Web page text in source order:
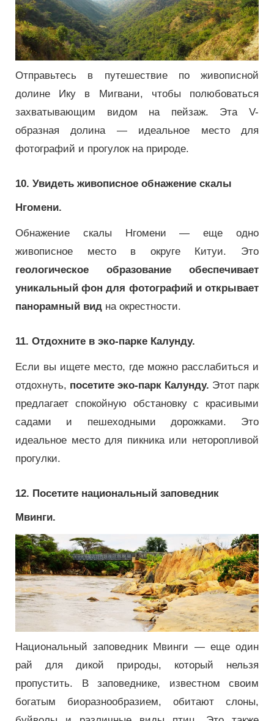
Отправьтесь в путешествие по живописной
долине Ику в Мигвани, чтобы полюбоваться
захватывающим видом на пейзаж. Эта V-
образная долина — идеальное место для
фотографий и прогулок на природе.
10. Увидеть живописное обнажение скалы
Нгомени.
Обнажение скалы Нгомени — еще одно
живописное место в округе Китуи. Это
геологическое образование обеспечивает
уникальный фон для фотографий и открывает
панорамный вид на окрестности.
11. Отдохните в эко-парке Калунду.
Если вы ищете место, где можно расслабиться и
отдохнуть, посетите эко-парк Калунду. Этот парк
предлагает спокойную обстановку с красивыми
садами и пешеходными дорожками. Это
идеальное место для пикника или неторопливой
прогулки.
12. Посетите национальный заповедник
Мвинги.
Национальный заповедник Мвинги — еще один
рай для дикой природы, который нельзя
пропустить. В заповеднике, известном своим
богатым биоразнообразием, обитают слоны,